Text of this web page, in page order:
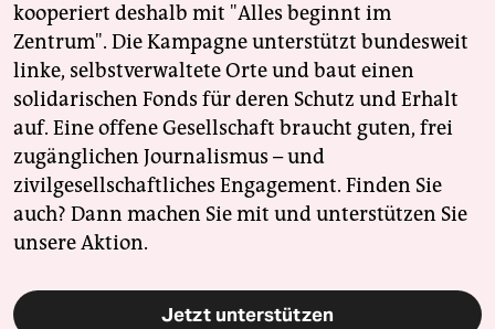
kooperiert deshalb mit "Alles beginnt im
Zentrum". Die Kampagne unterstützt bundesweit
linke, selbstverwaltete Orte und baut einen
solidarischen Fonds für deren Schutz und Erhalt
auf. Eine offene Gesellschaft braucht guten, frei
zugänglichen Journalismus – und
zivilgesellschaftliches Engagement. Finden Sie
auch? Dann machen Sie mit und unterstützen Sie
unsere Aktion.
Jetzt unterstützen